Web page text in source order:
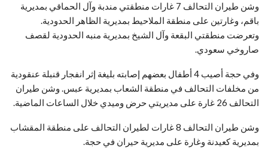
وشن طيران التحالف 7 غارات منطقتي مندبة وآل الحماقي بمديرية
باقم، وغارتين على منطقة الملاحيط بمديرية الظاهر الحدودية.
وتعرضت منطقتي البقعة وآل الشيخ بمديرية منبه الحدودية لقصف
صاروخي سعودي.
وفي حجة أصيب 4 أطفال بعضهم إصابته بليغة إثر انفجار قنبلة عنقودية
من مخلفات التحالف في منطقة الشعاب بمديرية عبس. وشن طيران
التحالف 26 غارة على مديريتي حرض وميدي خلال الساعات الماضية.
وشن طيران التحالف 8 غارات لطيران التحالف على منطقة المقشاب
بمديرية كعيدنة وغارة على مديرية حيران في حجة.